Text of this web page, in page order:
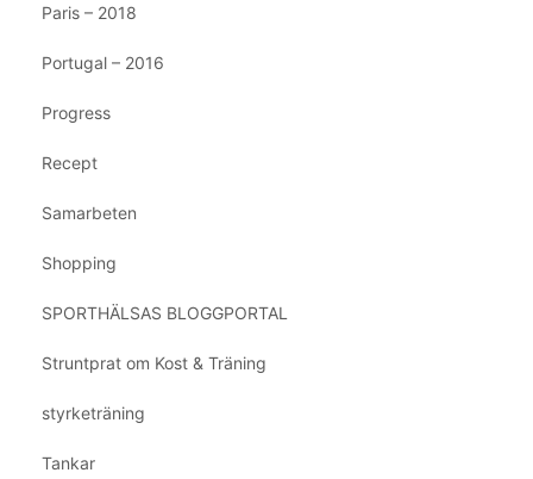
Paris – 2018
Portugal – 2016
Progress
Recept
Samarbeten
Shopping
SPORTHÄLSAS BLOGGPORTAL
Struntprat om Kost & Träning
styrketräning
Tankar